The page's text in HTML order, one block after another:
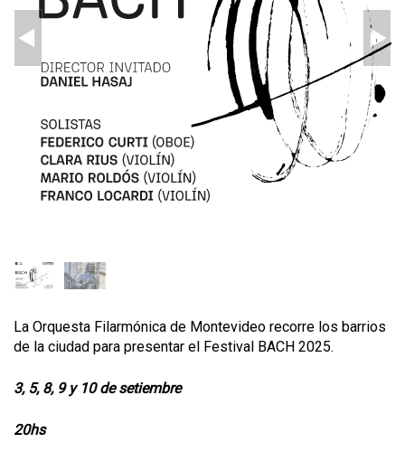
La Orquesta Filarmónica de Montevideo recorre los barrios
de la ciudad para presentar el Festival BACH 2025.
3, 5, 8, 9 y 10 de setiembre
20hs